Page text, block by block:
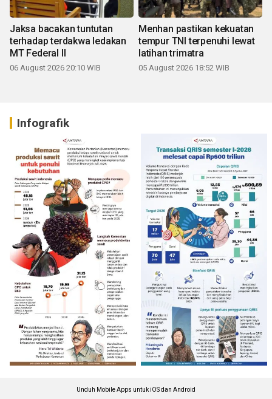
Jaksa bacakan tuntutan
terhadap terdakwa ledakan
MT Federal II
06 August 2026 20:10 WIB
Menhan pastikan kekuatan
tempur TNI terpenuhi lewat
latihan trimatra
05 August 2026 18:52 WIB
Infografik
Unduh Mobile Apps untuk iOS dan Android